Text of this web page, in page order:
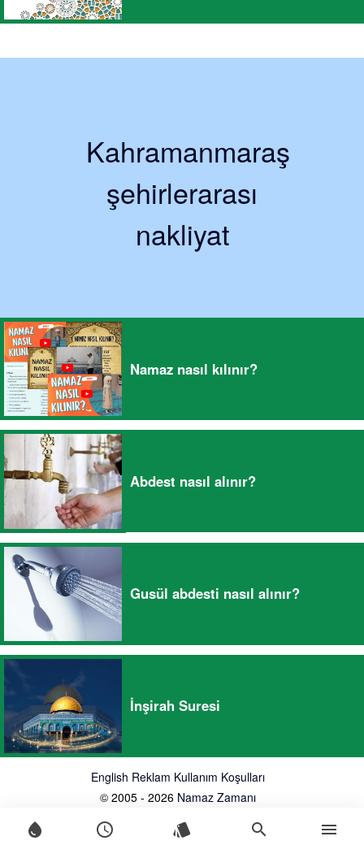
water_drop schedule style search menu
Kahramanmaraş
şehirlerarası
nakliyat
Namaz nasıl kılınır?
Abdest nasıl alınır?
Gusül abdesti nasıl alınır?
İnşirah Suresi
English Reklam Kullanım Koşulları
© 2005 - 2026 Namaz Zamanı